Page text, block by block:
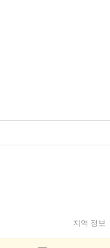
지역 정보